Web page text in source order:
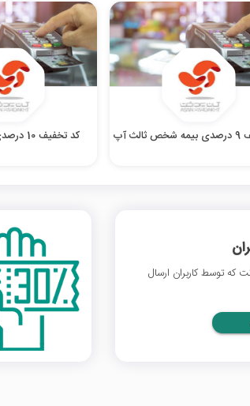
آپ کد تخفیف 10 درصدی بیمه بدنه آپ
که توسط کاربران ارسال